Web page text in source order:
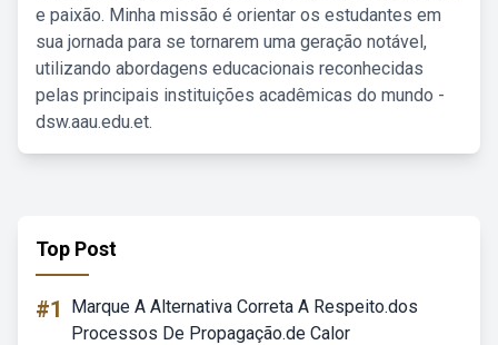
e paixão. Minha missão é orientar os estudantes em
sua jornada para se tornarem uma geração notável,
utilizando abordagens educacionais reconhecidas
pelas principais instituições acadêmicas do mundo -
dsw.aau.edu.et.
Top Post
#1
Marque A Alternativa Correta A Respeito.dos
Processos De Propagação.de Calor